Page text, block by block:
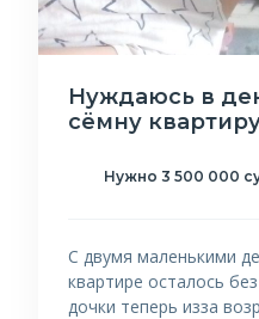
Нуждаюсь в
сёмну
Нужно 3 500 000
С двумя маленькими
квартире осталось
дочки теперь изза